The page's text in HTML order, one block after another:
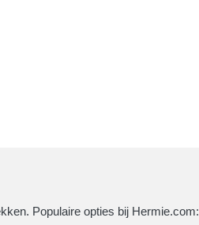
Populaire opties bij Hermie.com: